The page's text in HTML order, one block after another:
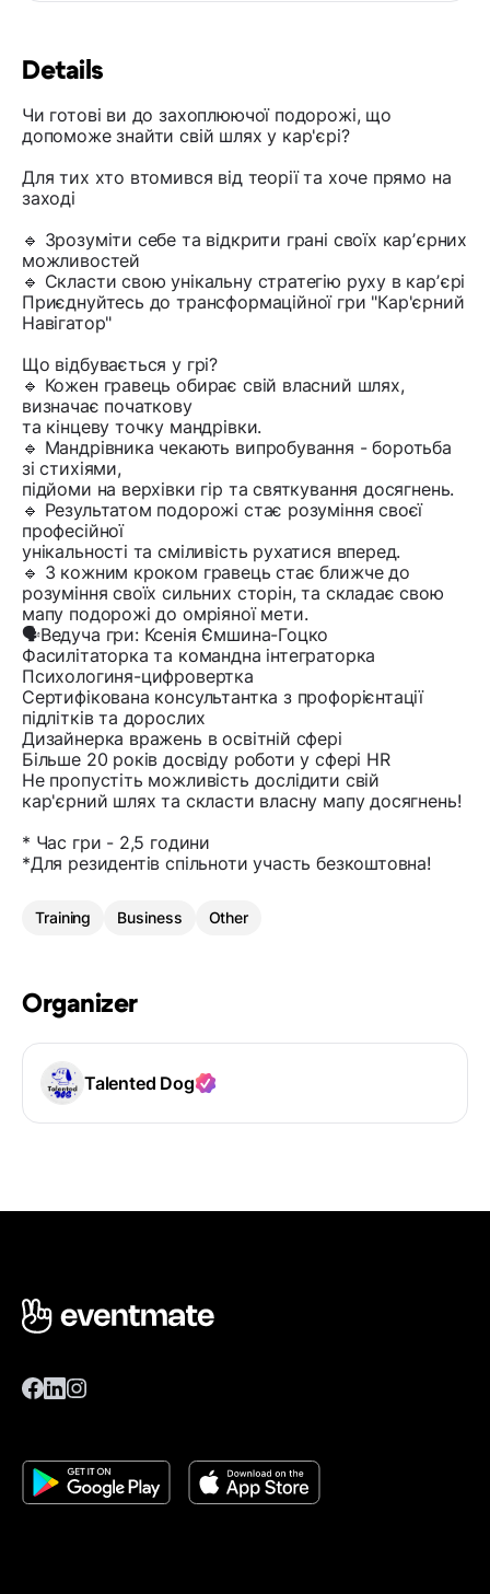
Details
Чи готові ви до захоплюючої подорожі, що
допоможе знайти свій шлях у кар'єрі?
Для тих хто втомився від теорії та хоче прямо на
заході
🔹 Зрозуміти себе та відкрити грані своїх карʼєрних
можливостей
🔹 Скласти свою унікальну стратегію руху в карʼєрі
Приєднуйтесь до трансформаційної гри "Кар'єрний
Навігатор"
Що відбувається у грі?
🔹 Кожен гравець обирає свій власний шлях,
визначає початкову
та кінцеву точку мандрівки.
🔹 Мандрівника чекають випробування - боротьба
зі стихіями,
підйоми на верхівки гір та святкування досягнень.
🔹 Результатом подорожі стає розуміння своєї
професійної
унікальності та сміливість рухатися вперед.
🔹 З кожним кроком гравець стає ближче до
розуміння своїх сильних сторін, та складає свою
мапу подорожі до омріяної мети.
🗣Ведуча гри: Ксенія Ємшина-Гоцко
Фасилітаторка та командна інтеграторка
Психологиня-цифровертка
Сертифікована консультантка з профорієнтації
підлітків та дорослих
Дизайнерка вражень в освітній сфері
Більше 20 років досвіду роботи у сфері HR
Не пропустіть можливість дослідити свій
кар'єрний шлях та скласти власну мапу досягнень!
* Час гри - 2,5 години
*Для резидентів спільноти участь безкоштовна!
Training Business Other
Organizer
Talented Dog